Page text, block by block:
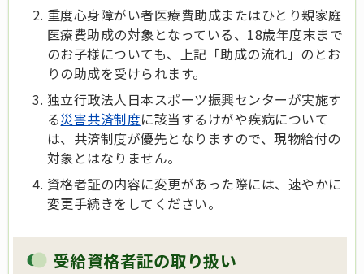
重度心身障がい者医療費助成またはひとり親家庭
医療費助成の対象となっている、18歳年度末まで
のお子様についても、上記「助成の流れ」のとお
りの助成を受けられます。
独立行政法人日本スポーツ振興センターが実施す
る災害共済制度に該当するけがや疾病について
は、共済制度が優先となりますので、現物給付の
対象とはなりません。
資格者証の内容に変更があった際には、速やかに
変更手続きをしてください。
受給資格者証の取り扱い